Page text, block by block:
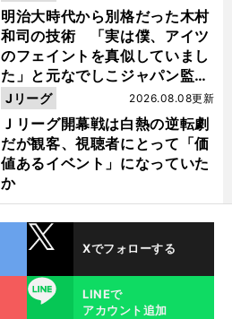
明治大時代から別格だった木村
和司の技術 「実は僕、アイツ
のフェイントを真似していまし
た」と元なでしこジャパン監
督・佐々木則夫
Ｊリーグ開幕戦は白熱の逆転劇
だが観客、視聴者にとって「価
値あるイベント」になっていた
か
2026.08.08更新
Jリーグ
Xでフォローする
LINE
LINEで
アカウント追加